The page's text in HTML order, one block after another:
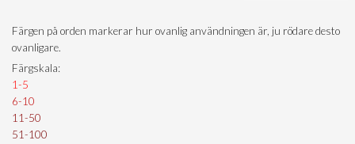
Färgen på orden markerar hur ovanlig användningen är, ju rödare desto
ovanligare.
Färgskala:
1-5
6-10
11-50
51-100